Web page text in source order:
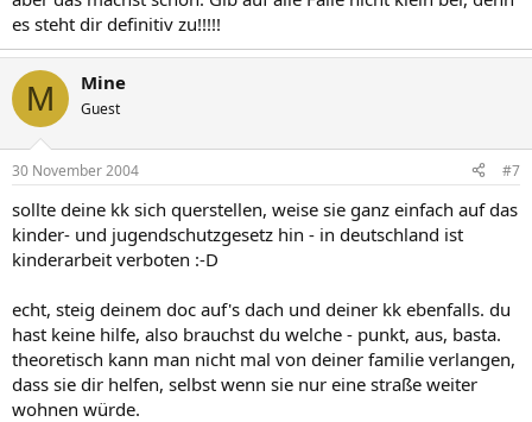
es steht dir definitiv zu!!!!!
M Mine
Guest
30 November 2004 #7
sollte deine kk sich querstellen, weise sie ganz einfach auf das
kinder- und jugendschutzgesetz hin - in deutschland ist
kinderarbeit verboten :-D
echt, steig deinem doc auf's dach und deiner kk ebenfalls. du
hast keine hilfe, also brauchst du welche - punkt, aus, basta.
theoretisch kann man nicht mal von deiner familie verlangen,
dass sie dir helfen, selbst wenn sie nur eine straße weiter
wohnen würde.